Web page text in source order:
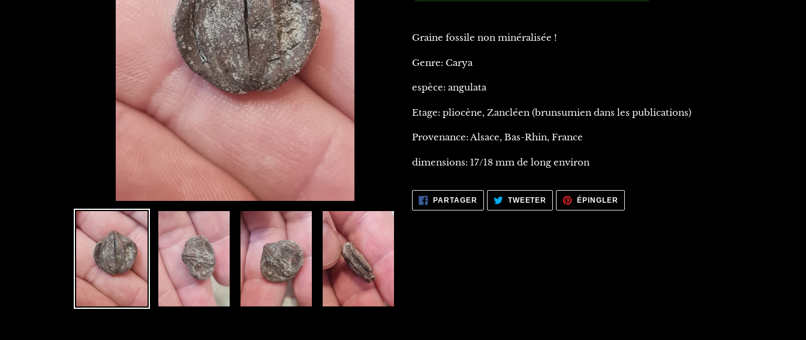
d'un
à
panier
Graine fossile non minéralisée !
Genre: Carya
espèce: angulata
Etage: pliocène, Zancléen (brunsumien dans les publications)
Provenance: Alsace, Bas-Rhin, France
dimensions: 17/18 mm de long environ
PARTAGER PARTAGER
SUR
FACEBOOK
TWEETER TWEETER
SUR
TWITTER
ÉPINGLER
PINTEREST